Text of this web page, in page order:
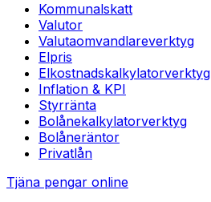
Kommunalskatt
Valutor
Valutaomvandlareverktyg
Elpris
Elkostnadskalkylatorverktyg
Inflation & KPI
Styrränta
Bolånekalkylatorverktyg
Bolåneräntor
Privatlån
Tjäna pengar online